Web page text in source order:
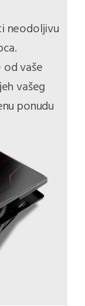
neodoljivu
vaše
vašeg
ponudu